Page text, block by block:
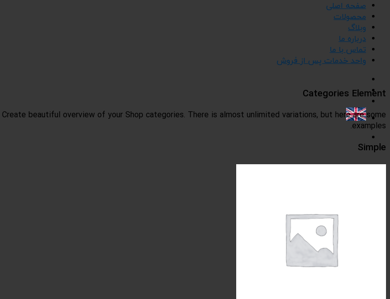
صفحه اصلی
محصولات
وبلاگ
درباره ما
تماس با ما
واحد خدمات پس از فروش
Categories Element
Create beautiful overview of your Shop categories. There is almost unlimited variations, but here are some
examples.
Simple